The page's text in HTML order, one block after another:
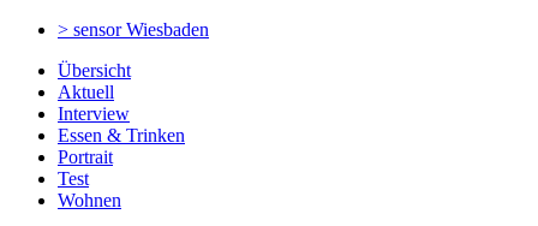
> sensorWiesbaden
Übersicht
Aktuell
Interview
Essen & Trinken
Portrait
Test
Wohnen